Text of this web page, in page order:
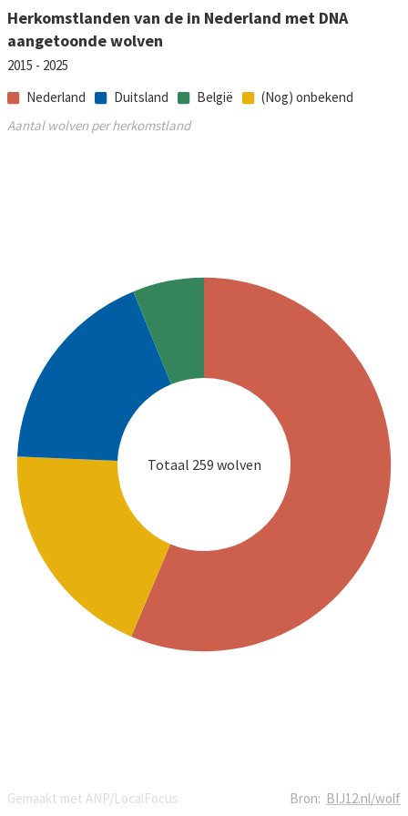
Herkomstlanden van de in Nederland met DNA
aangetoonde wolven
2015 - 2025
Aantal wolven per herkomstland
Nederland Duitsland België (Nog) onbekend
Totaal 259 wolven
Bron: BIJ12.nl/wolf
Gemaakt met ANP/LocalFocus